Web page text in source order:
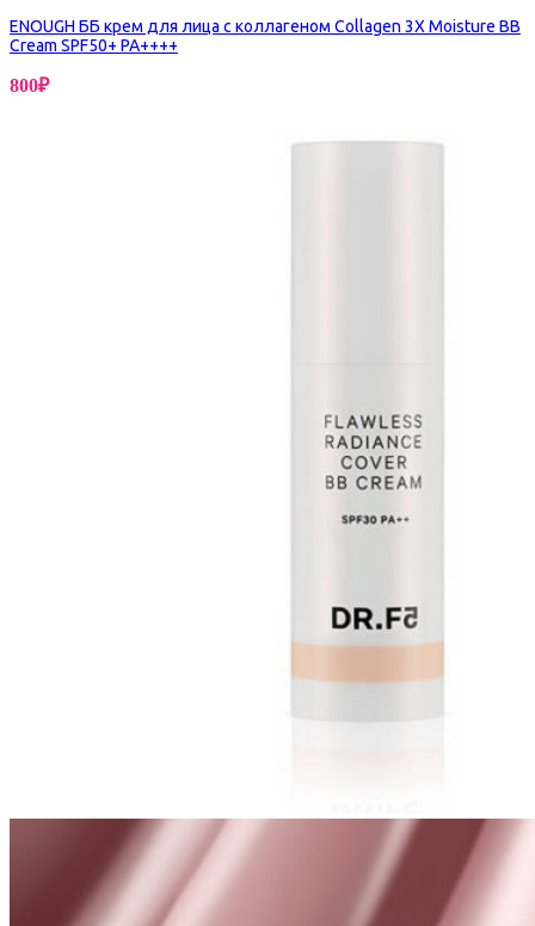
ENOUGH ББ крем для лица с коллагеном Collagen 3X Moisture ВВ
Cream SPF50+ PA++++
800₽